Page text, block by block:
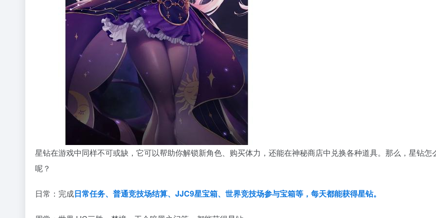
星钻在游戏中同样不可或缺，它可以帮助你解锁新角色、购买体力，还能在神秘商店中兑换各种道具。那么，星钻怎
呢？
日常：完成日常任务、普通竞技场结算、JJC9星宝箱、世界竞技场参与宝箱等，每天都能获得星钻。